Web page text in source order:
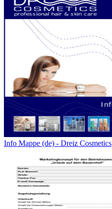
Info Mappe (de) - Dreiz Cosmetics